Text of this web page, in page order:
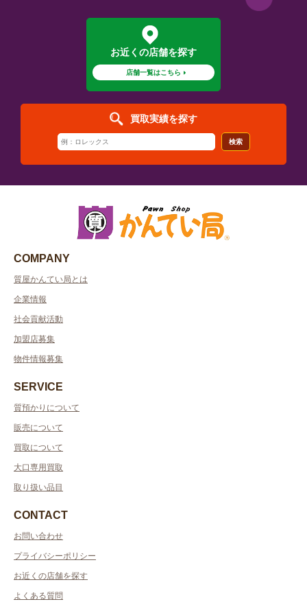
お近くの店舗を探す
店舗一覧はこちら
買取実績を探す
検索
COMPANY
質屋かんてい局とは
企業情報
社会貢献活動
加盟店募集
物件情報募集
SERVICE
質預かりについて
販売について
買取について
大口専用買取
取り扱い品目
CONTACT
お問い合わせ
プライバシーポリシー
お近くの店舗を探す
よくある質問